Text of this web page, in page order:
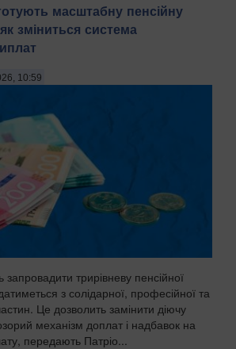
масштабну пенсійну
зміниться система
10:59
запровадити трирівневу пенсійної
з солідарної, професійної та
Це дозволить замінити діючу
механізм доплат і надбавок на
передають Патріо...